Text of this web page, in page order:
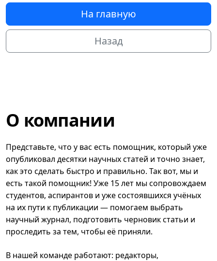
На главную
Назад
О компании
Представьте, что у вас есть помощник, который уже
опубликовал десятки научных статей и точно знает,
как это сделать быстро и правильно. Так вот, мы и
есть такой помощник! Уже 15 лет мы сопровождаем
студентов, аспирантов и уже состоявшихся учёных
на их пути к публикации — помогаем выбрать
научный журнал, подготовить черновик статьи и
проследить за тем, чтобы её приняли.
В нашей команде работают: редакторы,